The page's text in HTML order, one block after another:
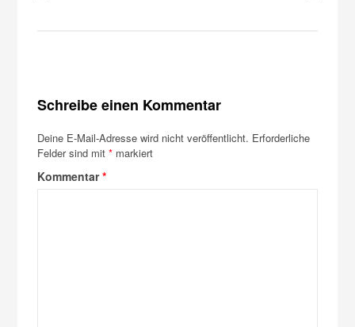
Schreibe einen Kommentar
Deine E-Mail-Adresse wird nicht veröffentlicht. Erforderliche
Felder sind mit* markiert
Kommentar*